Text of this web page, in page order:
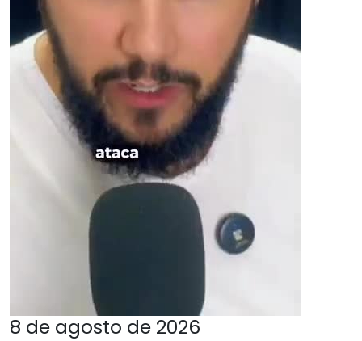
8 de agosto de 2026